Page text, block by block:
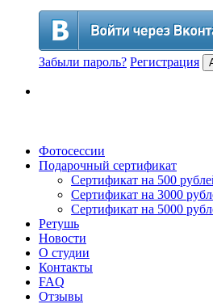
Забыли пароль? Регистрация
Фотосессии
Подарочный сертификат
Сертификат на 500
Сертификат на 3000
Сертификат на 5000
Ретушь
Новости
О студии
Контакты
FAQ
Отзывы